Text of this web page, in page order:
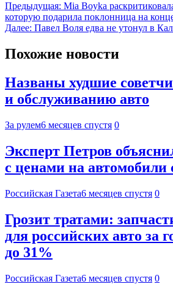
Предыдущая: Mia Boyka
которую подарила поклонница на
Далее: Павел Воля едва не утонул в
Похожие новости
Названы худшие
и обслуживанию авто
За рулем6 месяцев спустя 0
Эксперт Петров
с ценами на автомобили
Российская Газета6 месяцев спустя 0
Грозит тратами:
для российских авто за
до 31%
Российская Газета6 месяцев спустя 0